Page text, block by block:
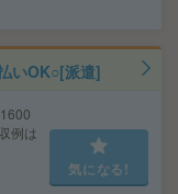
いOK○[派遣]
例は
気になる!